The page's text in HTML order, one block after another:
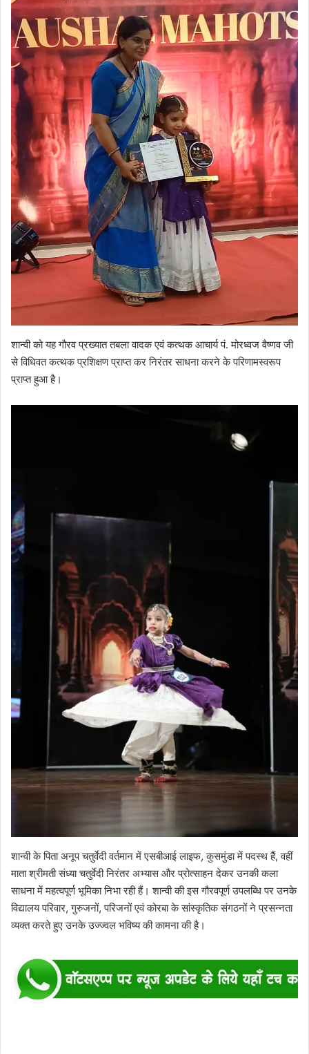
शान्वी को यह गौरव प्रख्यात तबला वादक एवं कत्थक आचार्य पं. मोरध्वज वैष्णव जी
से विधिवत कत्थक प्रशिक्षण प्राप्त कर निरंतर साधना करने के परिणामस्वरूप
प्राप्त हुआ है।
शान्वी के पिता अनूप चतुर्वेदी वर्तमान में एसबीआई लाइफ, कुसमुंडा में पदस्थ हैं, वहीं
माता श्रीमती संध्या चतुर्वेदी निरंतर अभ्यास और प्रोत्साहन देकर उनकी कला
साधना में महत्वपूर्ण भूमिका निभा रही हैं। शान्वी की इस गौरवपूर्ण उपलब्धि पर उनके
विद्यालय परिवार, गुरुजनों, परिजनों एवं कोरबा के सांस्कृतिक संगठनों ने प्रसन्नता
व्यक्त करते हुए उनके उज्ज्वल भविष्य की कामना की है।